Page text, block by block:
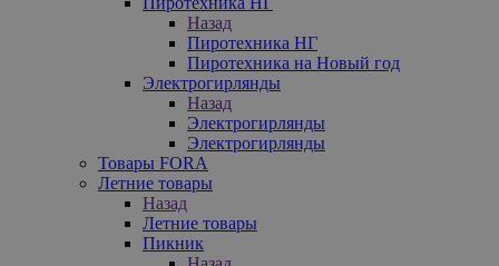
Назад
Пиротехника НГ
Пиротехника на Новый год
Электрогирлянды
Назад
Электрогирлянды
Электрогирлянды
Товары FORA
Летние товары
Назад
Летние товары
Пикник